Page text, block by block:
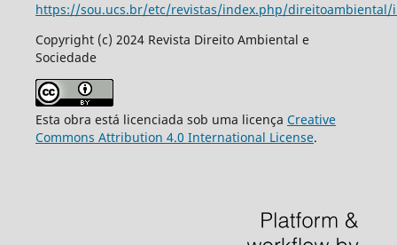
https://sou.ucs.br/etc/revistas/index.php/direitoambiental/
Copyright (c) 2024 Revista Direito Ambiental e
Sociedade
Esta obra está licenciada sob uma licença Creative
Commons Attribution 4.0 International License.